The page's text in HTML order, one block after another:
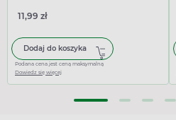
11,99 zł
Dodaj do koszyka
Podana cena jest ceną maksymalną
Dowiedz się więcej